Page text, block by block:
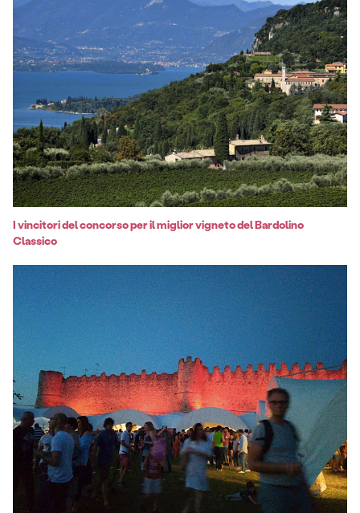
I vincitori del concorso per il miglior vigneto del Bardolino
Classico